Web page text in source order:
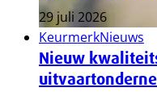
29 juli 2026
KeurmerkNieuws
Nieuw